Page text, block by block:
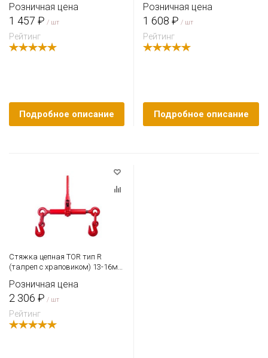
Розничная цена
1 457 ₽ / шт
Рейтинг
Подробное описание
Розничная цена
1 608 ₽ / шт
Рейтинг
Подробное описание
Стяжка цепная TOR тип R
(талреп с храповиком) 13-16мм
Розничная цена
2 306 ₽ / шт
Рейтинг